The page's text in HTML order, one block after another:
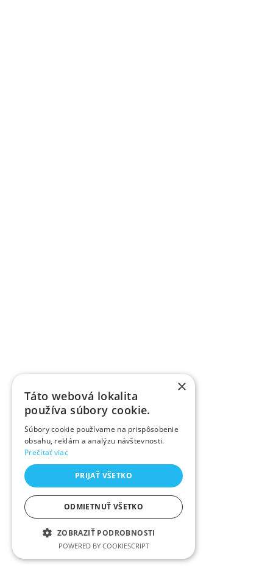
×
Táto webová lokalita
používa súbory cookie.
Súbory cookie používame na prispôsobenie
obsahu, reklám a analýzu návštevnosti.
Prečítať viac
PRIJAŤ VŠETKO
ODMIETNUŤ VŠETKO
ZOBRAZIŤ PODROBNOSTI
POWERED BY COOKIESCRIPT